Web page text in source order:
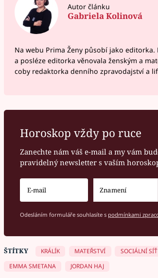
Autor článku
Gabriela Kolinová
Na webu Prima Ženy působí jako
a posléze editorka věnovala ženským a
coby redaktorka denního zpravodajství a
Horoskop vždy po ruce
Zanechte nám váš e-mail a my vám
pravidelný newsletter s vaším
Odesláním formuláře souhlasíte s podmínkami
ŠTÍTKY KRÁLÍK MATEŘSTVÍ
SOCIÁLNÍ SÍŤ
EMMA SMETANA
JORDAN HAJ